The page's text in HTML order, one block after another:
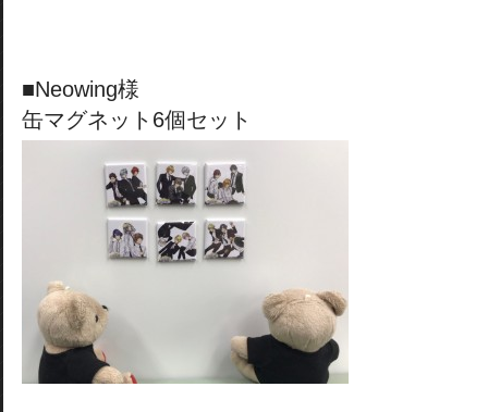
■Neowing様
缶マグネット6個セット